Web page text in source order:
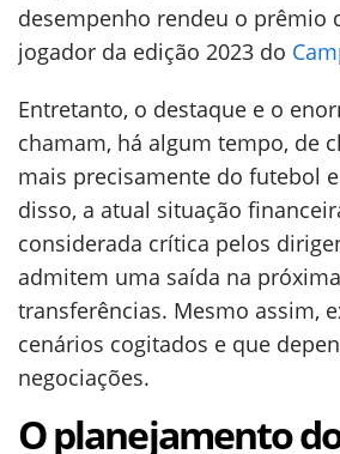
desempenho rendeu o prêmio
jogador da edição 2023 do
Entretanto, o destaque e o
chamam, há algum tempo, de
mais precisamente do futebol
disso, a atual situação
considerada crítica pelos
admitem uma saída na
transferências. Mesmo assim,
cenários cogitados e que
negociações.
O planejamento